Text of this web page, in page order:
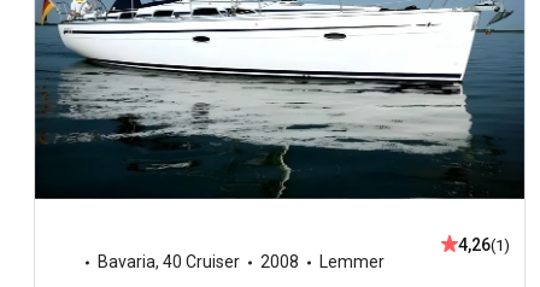
Bavaria, 40 Cruiser 2008 Lemmer
4,26(1)